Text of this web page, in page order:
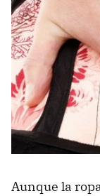
Aunque la